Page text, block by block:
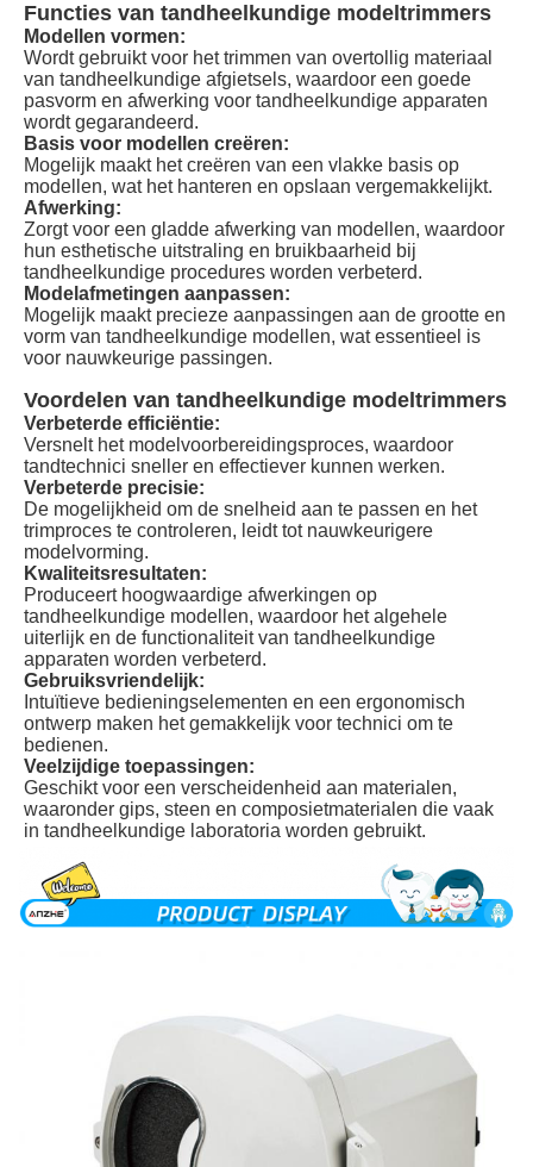
Functies van tandheelkundige modeltrimmers
Modellen vormen:
Wordt gebruikt voor het trimmen van overtollig materiaal
van tandheelkundige afgietsels, waardoor een goede
pasvorm en afwerking voor tandheelkundige apparaten
wordt gegarandeerd.
Basis voor modellen creëren:
Mogelijk maakt het creëren van een vlakke basis op
modellen, wat het hanteren en opslaan vergemakkelijkt.
Afwerking:
Zorgt voor een gladde afwerking van modellen, waardoor
hun esthetische uitstraling en bruikbaarheid bij
tandheelkundige procedures worden verbeterd.
Modelafmetingen aanpassen:
Mogelijk maakt precieze aanpassingen aan de grootte en
vorm van tandheelkundige modellen, wat essentieel is
voor nauwkeurige passingen.
Voordelen van tandheelkundige modeltrimmers
Verbeterde efficiëntie:
Versnelt het modelvoorbereidingsproces, waardoor
tandtechnici sneller en effectiever kunnen werken.
Verbeterde precisie:
De mogelijkheid om de snelheid aan te passen en het
trimproces te controleren, leidt tot nauwkeurigere
modelvorming.
Kwaliteitsresultaten:
Produceert hoogwaardige afwerkingen op
tandheelkundige modellen, waardoor het algehele
uiterlijk en de functionaliteit van tandheelkundige
apparaten worden verbeterd.
Gebruiksvriendelijk:
Intuïtieve bedieningselementen en een ergonomisch
ontwerp maken het gemakkelijk voor technici om te
bedienen.
Veelzijdige toepassingen:
Geschikt voor een verscheidenheid aan materialen,
waaronder gips, steen en composietmaterialen die vaak
in tandheelkundige laboratoria worden gebruikt.